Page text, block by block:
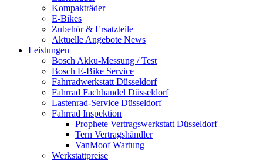
Kompakträder
E-Bikes
Zubehör & Ersatzteile
Aktuelle Angebote News
Leistungen
Bosch Akku-Messung / Test
Bosch E-Bike Service
Fahrradwerkstatt Düsseldorf
Fahrrad Fachhandel Düsseldorf
Lastenrad-Service Düsseldorf
Fahrrad Inspektion
Prophete Vertragswerkstatt Düsseldorf
Tern Vertragshändler
VanMoof Wartung
Werkstattpreise